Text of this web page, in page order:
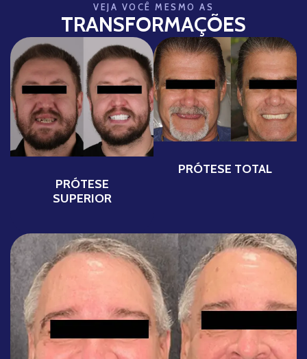
VEJA VOCÊ MESMO AS
TRANSFORMAÇÕES
PRÓTESE
SUPERIOR
PRÓTESE TOTAL